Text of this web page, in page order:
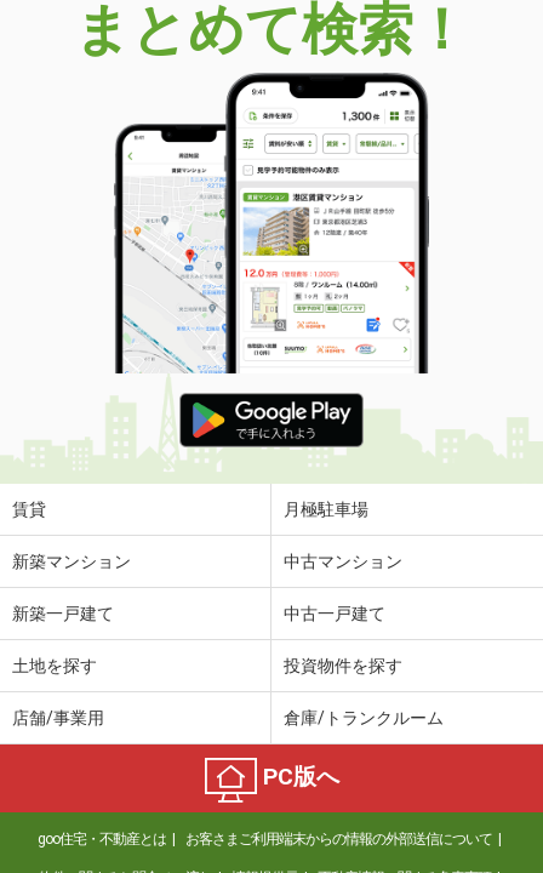
まとめて検索！
賃貸 月極駐車場
新築マンション 中古マンション
新築一戸建て 中古一戸建て
土地を探す 投資物件を探す
店舗/事業用 倉庫/トランクルーム
PC版へ
goo住宅・不動産とは お客さまご利用端末からの情報の外部送信について